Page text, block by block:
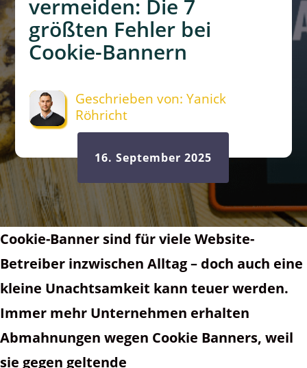
vermeiden: Die 7
größten Fehler bei
Cookie-Bannern
Geschrieben von: Yanick
Röhricht
16. September 2025
Cookie-Banner sind für viele Website-
Betreiber inzwischen Alltag – doch auch eine
kleine Unachtsamkeit kann teuer werden.
Immer mehr Unternehmen erhalten
Abmahnungen wegen Cookie Banners, weil
sie gegen geltende